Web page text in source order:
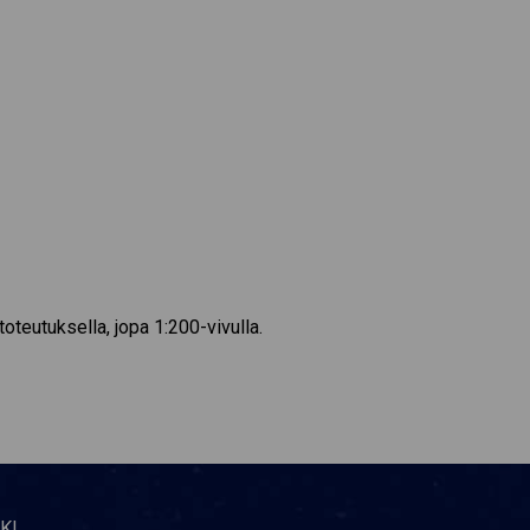
jopa 1:200-vivulla.